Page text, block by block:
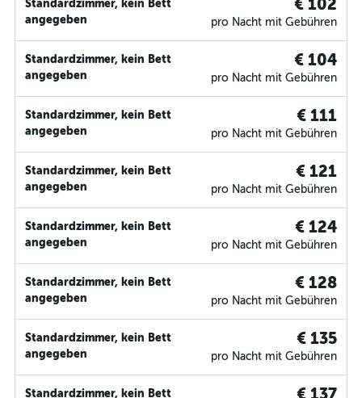
Standardzimmer, kein Bett
angegeben
€ 102
pro Nacht mit Gebühren
Standardzimmer, kein Bett
angegeben
€ 104
pro Nacht mit Gebühren
Standardzimmer, kein Bett
angegeben
€ 111
pro Nacht mit Gebühren
Standardzimmer, kein Bett
angegeben
€ 121
pro Nacht mit Gebühren
Standardzimmer, kein Bett
angegeben
€ 124
pro Nacht mit Gebühren
Standardzimmer, kein Bett
angegeben
€ 128
pro Nacht mit Gebühren
Standardzimmer, kein Bett
angegeben
€ 135
pro Nacht mit Gebühren
Standardzimmer, kein Bett